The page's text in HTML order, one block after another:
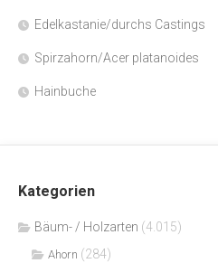
Edelkastanie/durchs Castings
Spirzahorn/Acer platanoides
Hainbuche
Kategorien
Bäum- / Holzarten (4.015)
Ahorn (284)